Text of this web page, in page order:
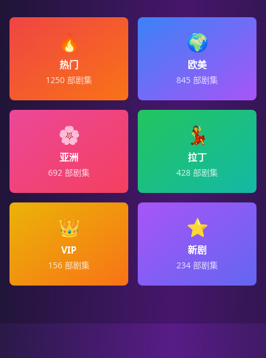
🔥
热门
1250 部剧集
🌍
欧美
845 部剧集
🌸
亚洲
692 部剧集
💃
拉丁
428 部剧集
👑
VIP
156 部剧集
⭐
新剧
234 部剧集